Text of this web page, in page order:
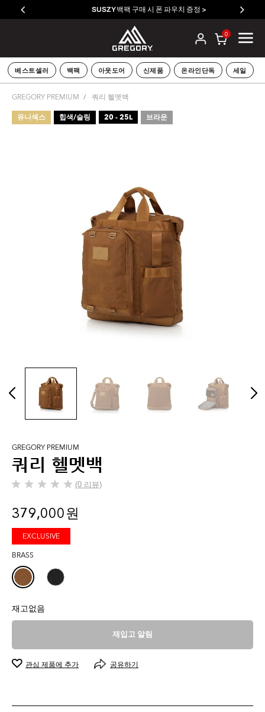
SUSZY 백팩 구매 시 폰 파우치 증정 >
0
베스트셀러 백팩 아웃도어 신제품 온라인단독 세일
GREGORY PREMIUM 쿼리 헬멧백
유니섹스 힙색/슬링 20 - 25L 브라운
GREGORY PREMIUM
쿼리 헬멧백
(0 리뷰)
별
개
0.0
개
입
니
다.
379,000 원
EXCLUSIVE
BRASS
재고없음
재입고 알림
관심 제품에 추가 공유하기